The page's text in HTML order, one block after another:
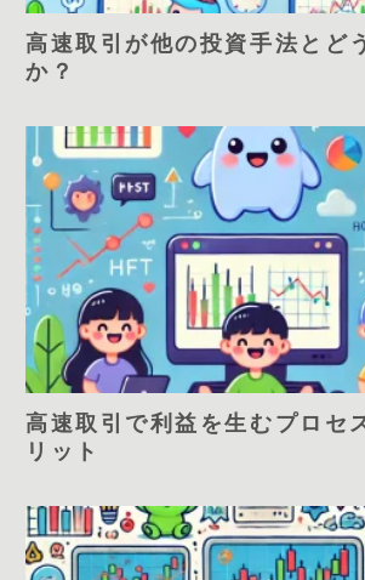
高速取引が他の投資手法とど
か？
高速取引で利益を生むプロセ
リット